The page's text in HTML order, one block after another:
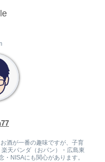
酒が一番の趣味ですが、子育
天パンダ（おパン）・広島東
NISAにも関心があります。